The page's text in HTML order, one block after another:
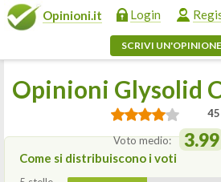
Opinioni.it Login
SCRIVI UN'OPINIONE
Opinioni Glysolid
Voto medio: 3.99
Come si distribuiscono i voti